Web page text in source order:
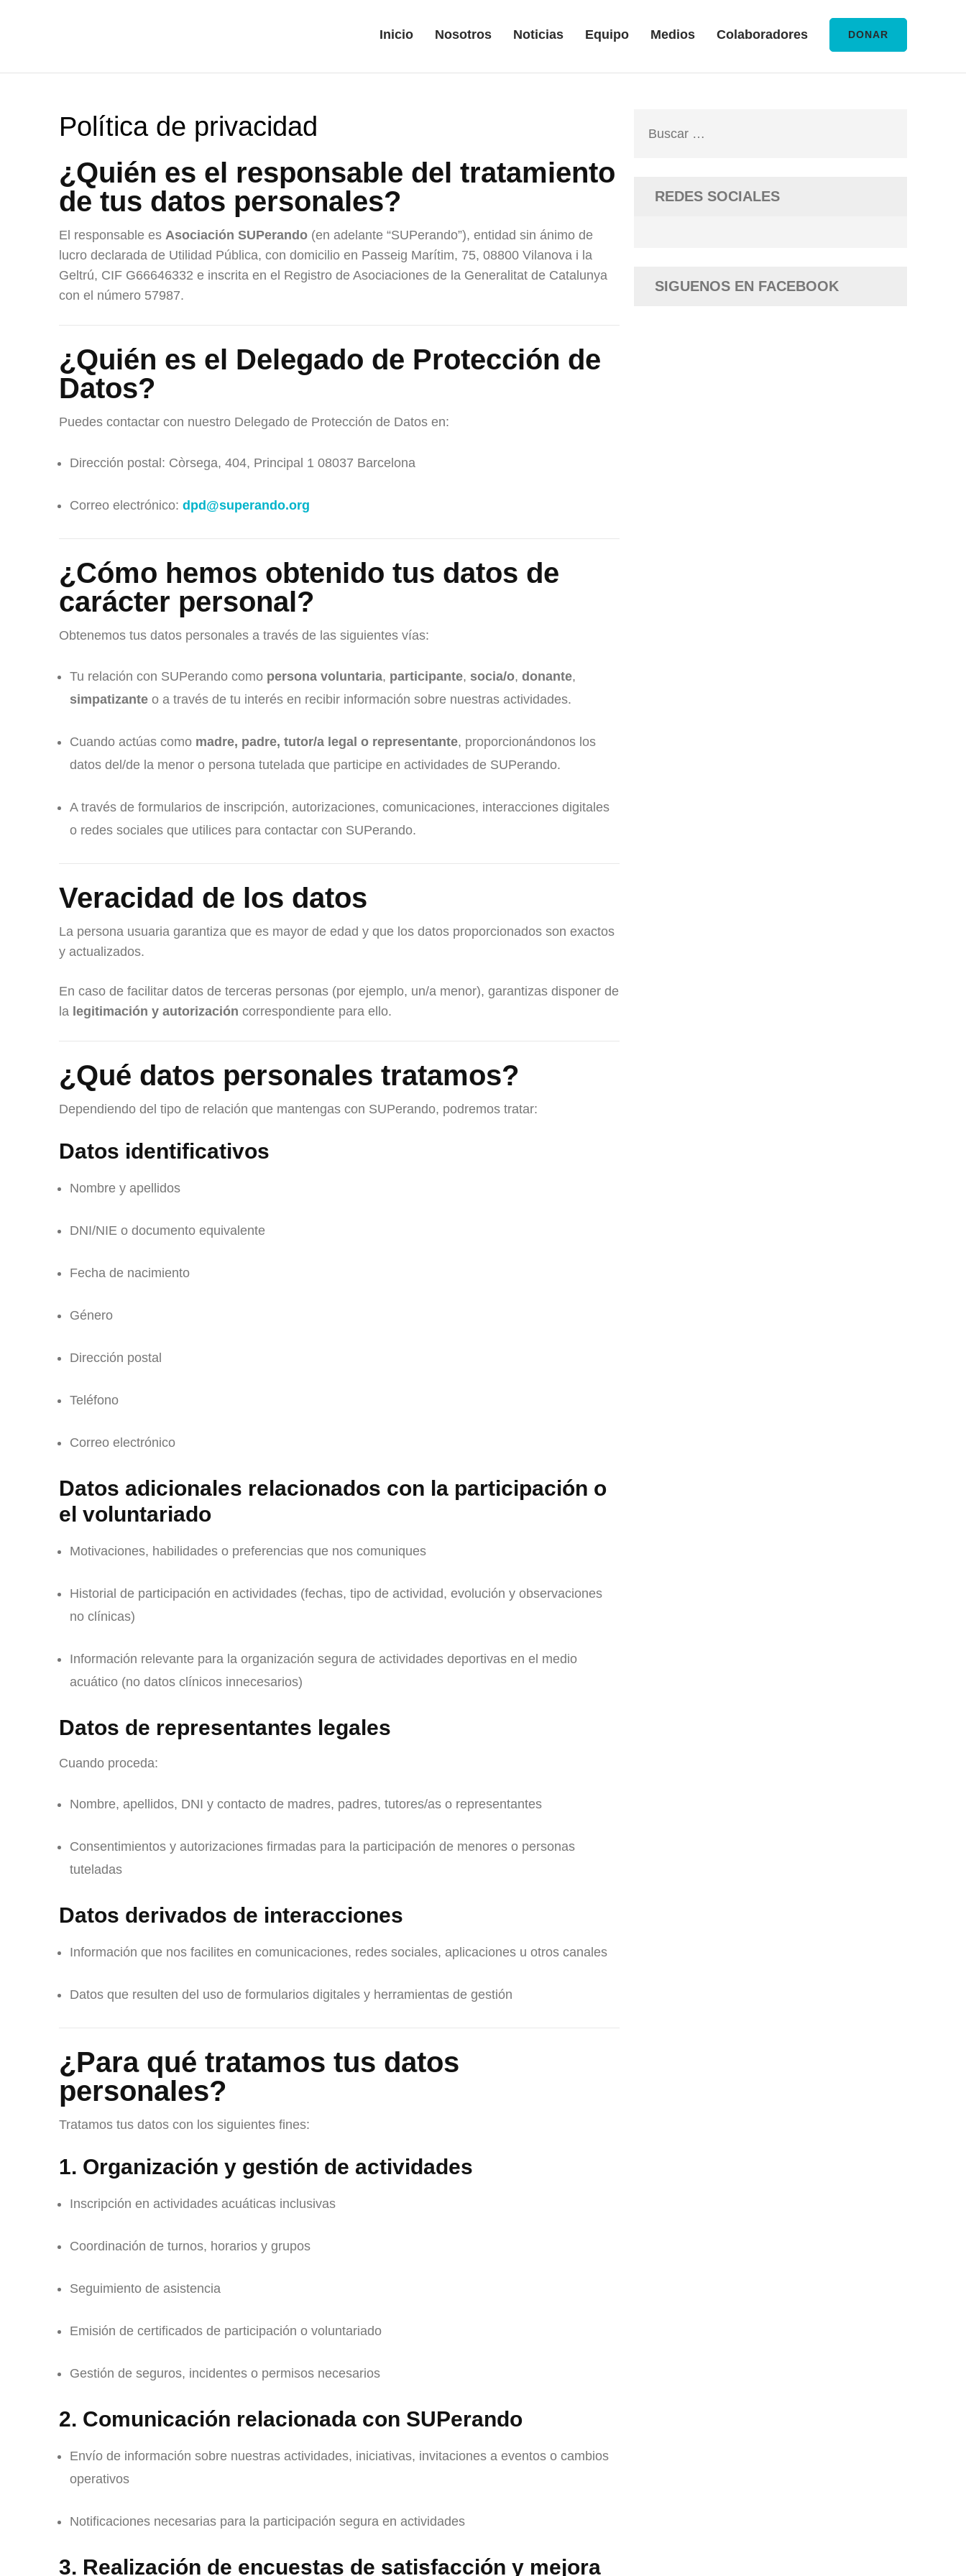
Inicio Nosotros Noticias Equipo Medios Colaboradores DONAR
Política de privacidad
¿Quién es el responsable del tratamiento
de tus datos personales?
El responsable es Asociación SUPerando (en adelante “SUPerando”), entidad sin ánimo de
lucro declarada de Utilidad Pública, con domicilio en Passeig Marítim, 75, 08800 Vilanova i la
Geltrú, CIF G66646332 e inscrita en el Registro de Asociaciones de la Generalitat de Catalunya
con el número 57987.
¿Quién es el Delegado de Protección de
Datos?
Puedes contactar con nuestro Delegado de Protección de Datos en:
Dirección postal: Còrsega, 404, Principal 1 08037 Barcelona
Correo electrónico: dpd@superando.org
¿Cómo hemos obtenido tus datos de
carácter personal?
Obtenemos tus datos personales a través de las siguientes vías:
Tu relación con SUPerando como persona voluntaria, participante, socia/o, donante,
simpatizante o a través de tu interés en recibir información sobre nuestras actividades.
Cuando actúas como madre, padre, tutor/a legal o representante, proporcionándonos los
datos del/de la menor o persona tutelada que participe en actividades de SUPerando.
A través de formularios de inscripción, autorizaciones, comunicaciones, interacciones digitales
o redes sociales que utilices para contactar con SUPerando.
Veracidad de los datos
La persona usuaria garantiza que es mayor de edad y que los datos proporcionados son exactos
y actualizados.
En caso de facilitar datos de terceras personas (por ejemplo, un/a menor), garantizas disponer de
la legitimación y autorización correspondiente para ello.
¿Qué datos personales tratamos?
Dependiendo del tipo de relación que mantengas con SUPerando, podremos tratar:
Datos identificativos
Nombre y apellidos
DNI/NIE o documento equivalente
Fecha de nacimiento
Género
Dirección postal
Teléfono
Correo electrónico
Datos adicionales relacionados con la participación o
el voluntariado
Motivaciones, habilidades o preferencias que nos comuniques
Historial de participación en actividades (fechas, tipo de actividad, evolución y observaciones
no clínicas)
Información relevante para la organización segura de actividades deportivas en el medio
acuático (no datos clínicos innecesarios)
Datos de representantes legales
Cuando proceda:
Nombre, apellidos, DNI y contacto de madres, padres, tutores/as o representantes
Consentimientos y autorizaciones firmadas para la participación de menores o personas
tuteladas
Datos derivados de interacciones
Información que nos facilites en comunicaciones, redes sociales, aplicaciones u otros canales
Datos que resulten del uso de formularios digitales y herramientas de gestión
¿Para qué tratamos tus datos
personales?
Tratamos tus datos con los siguientes fines:
1. Organización y gestión de actividades
Inscripción en actividades acuáticas inclusivas
Coordinación de turnos, horarios y grupos
Seguimiento de asistencia
Emisión de certificados de participación o voluntariado
Gestión de seguros, incidentes o permisos necesarios
2. Comunicación relacionada con SUPerando
Envío de información sobre nuestras actividades, iniciativas, invitaciones a eventos o cambios
operativos
Notificaciones necesarias para la participación segura en actividades
3. Realización de encuestas de satisfacción y mejora
Buscar:
REDES SOCIALES
SIGUENOS EN FACEBOOK